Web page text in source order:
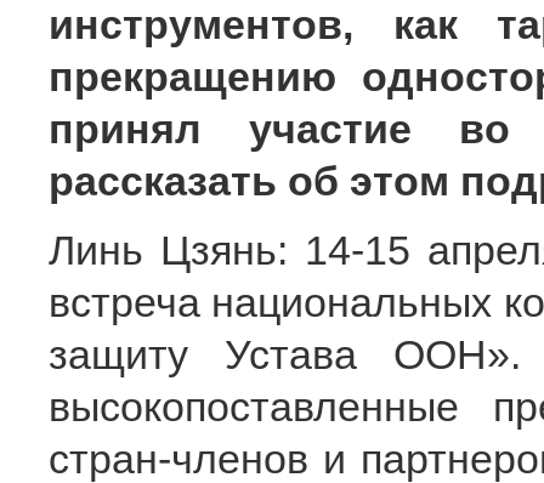
инструментов, как
прекращению
принял участие
рассказать об этом
Линь Цзянь: 14-15
встреча национальных
защиту Устава ООН».
высокопоставленные
стран-членов и